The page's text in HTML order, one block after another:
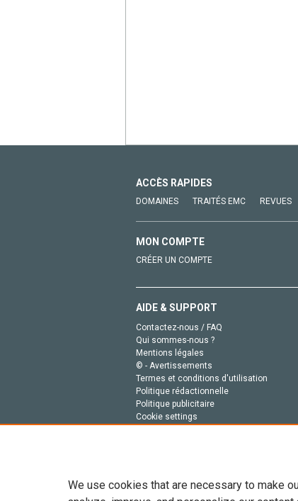
ACCÈS RAPIDES
DOMAINES TRAITÉS EMC REVUES
MON COMPTE
CRÉER UN COMPTE
AIDE & SUPPORT
Contactez-nous / FAQ
Qui sommes-nous ?
Mentions légales
© - Avertissements
Termes et conditions d'utilisation
Politique rédactionnelle
Politique publicitaire
Cookie settings
We use cookies that are necessary to make